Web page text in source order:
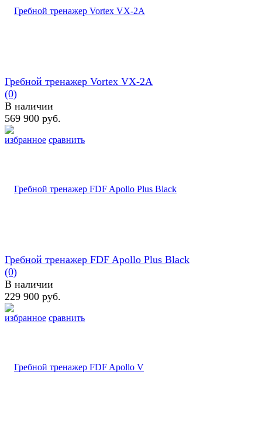
избранное сравнить
Гребной тренажер Vortex VX-2А
(0)
В наличии
569 900 руб.
избранное сравнить
Гребной тренажер FDF Apollo Plus Black
(0)
В наличии
229 900 руб.